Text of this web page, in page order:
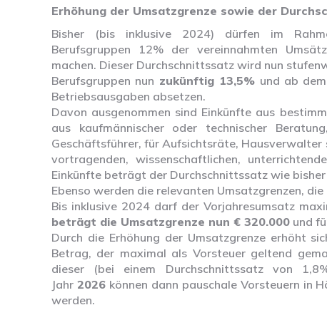
Erhöhung der Umsatzgrenze sowie der
Bisher (bis inklusive 2024) dürfen im
Berufsgruppen 12% der vereinnahmten
machen. Dieser Durchschnittssatz wird nun
Berufsgruppen nun zukünftig 13,5% und ab
Betriebsausgaben absetzen.
Davon ausgenommen sind Einkünfte aus
aus kaufmännischer oder technischer
Geschäftsführer, für Aufsichtsräte,
vortragenden, wissenschaftlichen,
Einkünfte beträgt der Durchschnittssatz wie bisher
Ebenso werden die relevanten Umsatzgrenzen,
Bis inklusive 2024 darf der Vorjahresumsatz
beträgt die Umsatzgrenze nun € 320.000 und
Durch die Erhöhung der Umsatzgrenze erhöht
Betrag, der maximal als Vorsteuer geltend
dieser (bei einem Durchschnittssatz von
Jahr 2026können dann pauschale Vorsteuern in
werden.